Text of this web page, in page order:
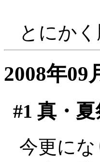
とにか
2008年09
#1 真・夏
今更に